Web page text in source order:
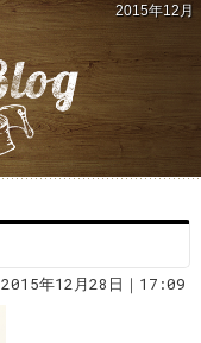
2015年12月
2015年12月28日｜17:09